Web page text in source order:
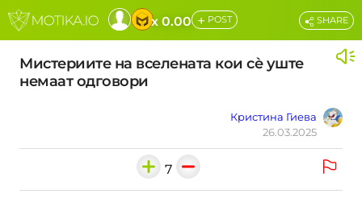
x 0.00 + POST
Мистериите на вселената кои сè уште
немаат одговори
Кристина Гиева
26.03.2025
SHARE
7